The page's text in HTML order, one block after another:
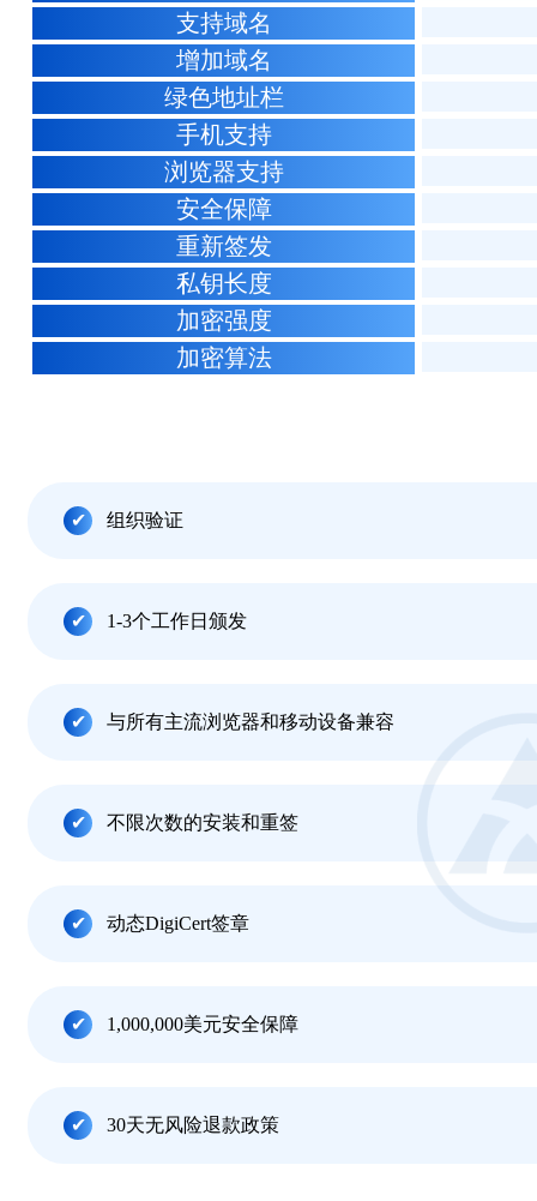
支持域名
增加域名
绿色地址栏
手机支持
浏览器支持
安全保障
重新签发
私钥长度
加密强度
加密算法
组织验证
1-3个工作日颁发
与所有主流浏览器和移动设备兼容
不限次数的安装和重签
动态DigiCert签章
1,000,000美元安全保障
30天无风险退款政策